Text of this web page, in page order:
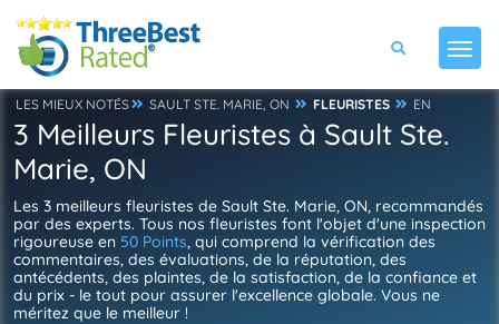
LES MIEUX NOTÉS SAULT STE. MARIE, ON FLEURISTES EN
3 Meilleurs Fleuristes à Sault Ste.
Marie, ON
Les 3 meilleurs fleuristes de Sault Ste. Marie, ON, recommandés
par des experts. Tous nos fleuristes font l'objet d'une inspection
rigoureuse en 50 Points, qui comprend la vérification des
commentaires, des évaluations, de la réputation, des
antécédents, des plaintes, de la satisfaction, de la confiance et
du prix - le tout pour assurer l'excellence globale. Vous ne
méritez que le meilleur !